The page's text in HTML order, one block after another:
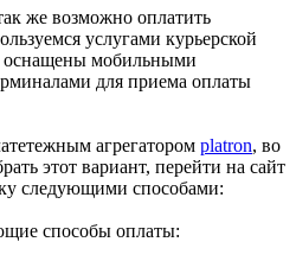
же возможно оплатить
услугами курьерской
оснащены мобильными
для приема оплаты
агрегатором platron, во
этот вариант, перейти на сайт
следующими способами:
способы оплаты: